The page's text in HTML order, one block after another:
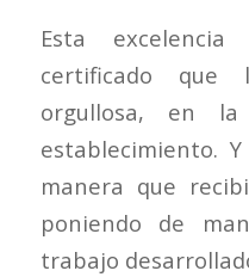
Esta
certificado que
orgullosa, en
establecimiento.
manera que
poniendo de
trabajo